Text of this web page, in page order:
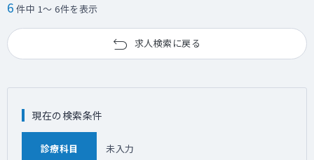
6 件中 1～ 6件を表示
求人検索に戻る
現在の検索条件
診療科目 未入力